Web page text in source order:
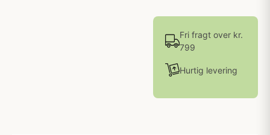
Fri fragt over kr.
799
Hurtig levering